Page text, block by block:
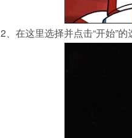
2、在这里选择并点击“开始”